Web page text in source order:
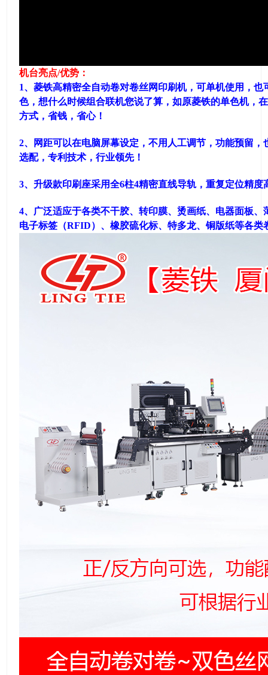
机台亮点/优势：
1、菱铁高精密全自动卷对卷丝网印刷机，可单机使用，
色，想什么时候组合联机您说了算，如原菱铁的单色机，
方式，省钱，省心！
2、网距可以在电脑屏幕设定，不用人工调节，功能预留
选配，专利技术，行业领先！
3、升级款印刷座采用全6柱4精密直线导轨，重复定位精度
4、广泛适应于各类不干胶、转印膜、烫画纸、电器面板
电子标签（RFID）、橡胶硫化标、特多龙、铜版纸等各